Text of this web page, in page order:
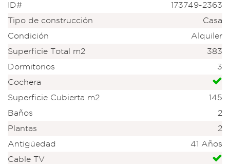
ID#
173749-2363
Tipo de construcción
Casa
Condición
Alquiler
Superficie Total m2
383
Dormitorios
3
Cochera
Superficie Cubierta m2
145
Baños
2
Plantas
2
Antigüedad
41 Años
Cable TV